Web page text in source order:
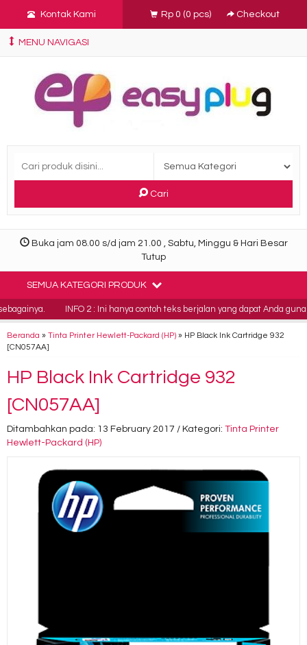
Kontak Kami Rp 0 (0 pcs) Checkout
MENU NAVIGASI
Cari
Buka jam 08.00 s/d jam 21.00 , Sabtu, Minggu & Hari Besar
Tutup
SEMUA KATEGORI PRODUK
INFO 2 : Ini hanya contoh teks berjalan yang dapat Anda
Beranda » Tinta Printer Hewlett-Packard (HP) » HP Black Ink Cartridge 932
[CN057AA]
HP Black Ink Cartridge 932
[CN057AA]
Ditambahkan pada: 13 February 2017 / Kategori: Tinta Printer
Hewlett-Packard (HP)